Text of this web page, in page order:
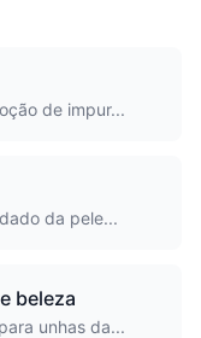
de impur...
da pele...
beleza
unhas da...